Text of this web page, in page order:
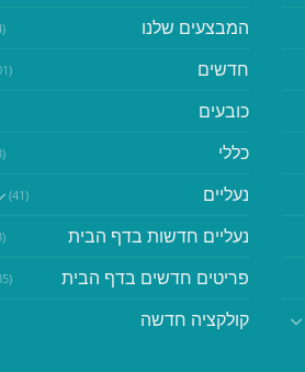
המבצעים שלנו (24)
חדשים (601)
כובעים
כללי (33)
נעליים (41)
נעליים חדשות בדף הבית (33)
פריטים חדשים בדף הבית (535)
קולקציה חדשה